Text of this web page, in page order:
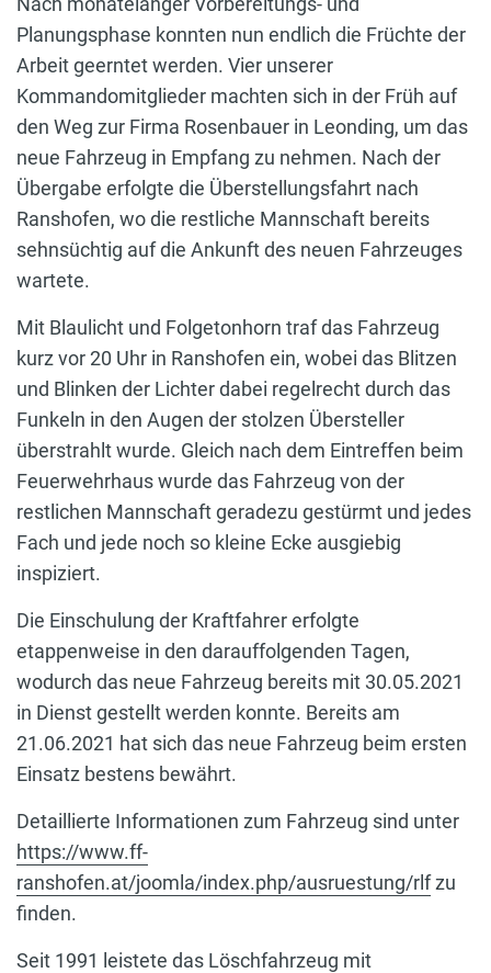
Planungsphase konnten nun endlich die Früchte der
Arbeit geerntet werden. Vier unserer
Kommandomitglieder machten sich in der Früh auf
den Weg zur Firma Rosenbauer in Leonding, um das
neue Fahrzeug in Empfang zu nehmen. Nach der
Übergabe erfolgte die Überstellungsfahrt nach
Ranshofen, wo die restliche Mannschaft bereits
sehnsüchtig auf die Ankunft des neuen Fahrzeuges
wartete.
Mit Blaulicht und Folgetonhorn traf das Fahrzeug
kurz vor 20 Uhr in Ranshofen ein, wobei das Blitzen
und Blinken der Lichter dabei regelrecht durch das
Funkeln in den Augen der stolzen Übersteller
überstrahlt wurde. Gleich nach dem Eintreffen beim
Feuerwehrhaus wurde das Fahrzeug von der
restlichen Mannschaft geradezu gestürmt und jedes
Fach und jede noch so kleine Ecke ausgiebig
inspiziert.
Die Einschulung der Kraftfahrer erfolgte
etappenweise in den darauffolgenden Tagen,
wodurch das neue Fahrzeug bereits mit 30.05.2021
in Dienst gestellt werden konnte. Bereits am
21.06.2021 hat sich das neue Fahrzeug beim ersten
Einsatz bestens bewährt.
Detaillierte Informationen zum Fahrzeug sind unter
https://www.ff-
ranshofen.at/joomla/index.php/ausruestung/rlfzu
finden.
Seit 1991 leistete das Löschfahrzeug mit